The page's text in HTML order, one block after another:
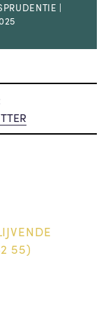
|
55)